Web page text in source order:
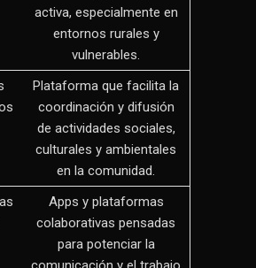
activa, especialmente en
entornos rurales y
vulnerables.
Plataforma que facilita la
coordinación y difusión
de actividades sociales,
culturales y ambientales
en la comunidad.
Apps y plataformas
colaborativas pensadas
para potenciar la